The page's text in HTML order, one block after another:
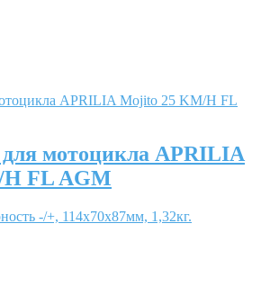
мотоцикла APRILIA
FL AGM
-/+, 114x70x87мм, 1,32кг.